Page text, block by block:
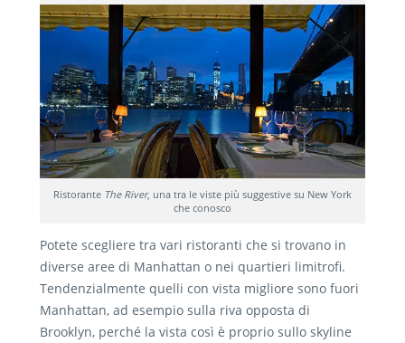
Ristorante The River, una tra le viste più suggestive su New York
che conosco
Potete scegliere tra vari ristoranti che si trovano in
diverse aree di Manhattan o nei quartieri limitrofi.
Tendenzialmente quelli con vista migliore sono fuori
Manhattan, ad esempio sulla riva opposta di
Brooklyn, perché la vista così è proprio sullo skyline